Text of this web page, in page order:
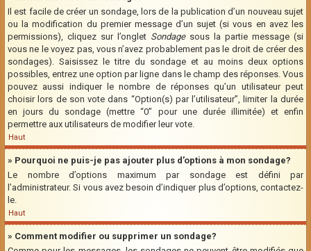
Il est facile de créer un sondage, lors de la publication d’un nouveau sujet
ou la modification du premier message d’un sujet (si vous en avez les
permissions), cliquez sur l’onglet Sondagesous la partie message (si
vous ne le voyez pas, vous n’avez probablement pas le droit de créer des
sondages). Saisissez le titre du sondage et au moins deux options
possibles, entrez une option par ligne dans le champ des réponses. Vous
pouvez aussi indiquer le nombre de réponses qu’un utilisateur peut
choisir lors de son vote dans “Option(s) par l’utilisateur”, limiter la durée
en jours du sondage (mettre “0” pour une durée illimitée) et enfin
permettre aux utilisateurs de modifier leur vote.
Haut
» Pourquoi ne puis-je pas ajouter plus d’options à mon sondage?
Le nombre d’options maximum par sondage est défini par
l’administrateur. Si vous avez besoin d’indiquer plus d’options, contactez-
le.
Haut
» Comment modifier ou supprimer un sondage?